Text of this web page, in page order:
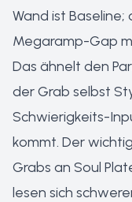
Wand ist
Megaramp-Gap
Das ähnelt den
der Grab selbst
Schwierigkeits-
kommt. Der
Grabs an Soul
lesen sich